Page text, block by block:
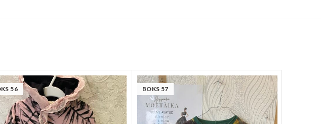
56 BOKS 57